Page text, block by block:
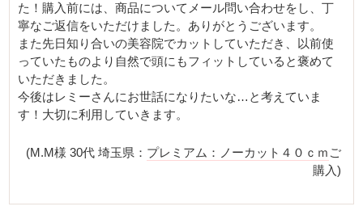
た！購入前には、商品についてメール問い合わせをし、丁
寧なご返信をいただけました。ありがとうございます。
また先日知り合いの美容院でカットしていただき、以前使
っていたものより自然で頭にもフィットしていると褒めて
いただきました。
今後はレミーさんにお世話になりたいな…と考えていま
す！大切に利用していきます。
(M.M様 30代 埼玉県： プレミアム：ノーカット４０ｃｍ ご
購入)